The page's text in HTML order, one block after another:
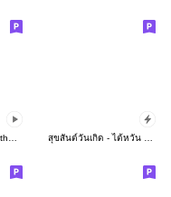
LINE Characters: All the Love สุขสันต์วันเกิด - ไต้หวัน จีน อังกฤษ